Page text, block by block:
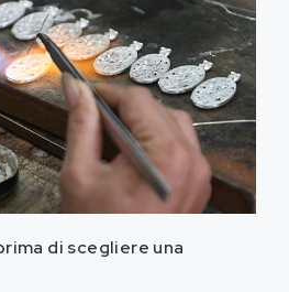
di scegliere una